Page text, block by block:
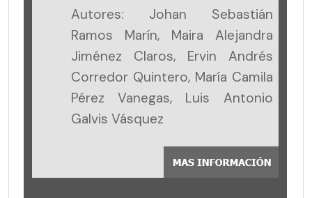
Autores: Johan Sebastián
Ramos Marín, Maira Alejandra
Jiménez Claros, Ervin Andrés
Corredor Quintero, María Camila
Pérez Vanegas, Luis Antonio
Galvis Vásquez